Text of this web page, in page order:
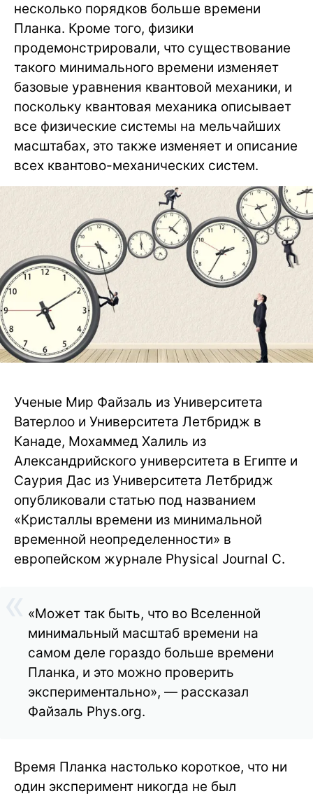
несколько порядков больше времени
Планка. Кроме того, физики
продемонстрировали, что существование
такого минимального времени изменяет
базовые уравнения квантовой механики, и
поскольку квантовая механика описывает
все физические системы на мельчайших
масштабах, это также изменяет и описание
всех квантово-механических систем.
Ученые Мир Файзаль из Университета
Ватерлоо и Университета Летбридж в
Канаде, Мохаммед Халиль из
Александрийского университета в Египте и
Саурия Дас из Университета Летбридж
опубликовали статью под названием
«Кристаллы времени из минимальной
временной неопределенности» в
европейском журнале Physical Journal C.
«Может так быть, что во Вселенной
минимальный масштаб времени на
самом деле гораздо больше времени
Планка, и это можно проверить
экспериментально», — рассказал
Файзаль Phys.org.
Время Планка настолько короткое, что ни
один эксперимент никогда не был